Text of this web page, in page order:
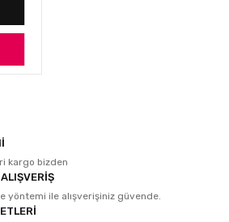
kargo bizden
yöntemi ile alışverişiniz güvende.